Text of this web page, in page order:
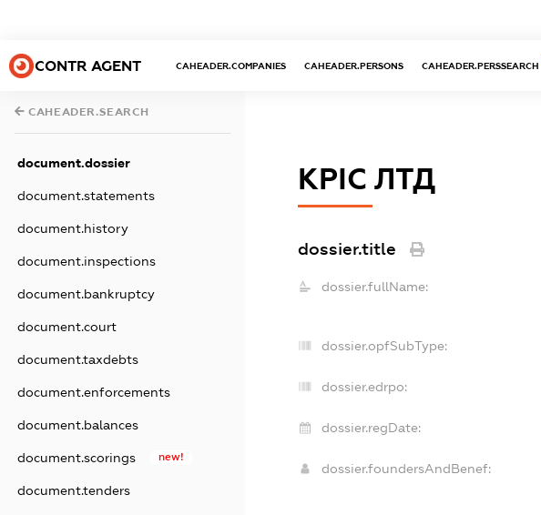
CONTR AGENT CAHEADER.COMPANIES CAHEADER.PERSONS CAHEADER.PERSSEARCH
CAHEADER.SEARCH
document.dossier
document.statements
document.history
document.inspections
document.bankruptcy
document.court
document.taxdebts
document.enforcements
document.balances
document.scorings new!
document.tenders
КРІС ЛТД
dossier.title
dossier.fullName:
dossier.opfSubType:
dossier.edrpo:
dossier.regDate:
dossier.foundersAndBenef: